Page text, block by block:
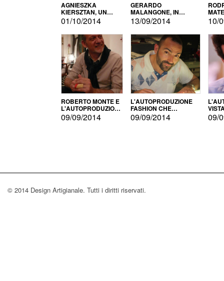
AGNIESZKA
KIERSZTAN, UN
MODELLO DI
AUTOPRODUZIONE
01/10/2014
GERARDO
MALANGONE, IN
GIURIA PER IL
CONCORSO
LETTERARIO
13/09/2014 10/
ROBERTO MONTE E
L'AUTOPRODUZIONE
CON IL CENSIMENTO
09/09/2014
L'AUTOPRODUZIONE
FASHION CHE
CONQUISTA GLI USA
09/09/2014 09/
© 2014 Design Artigianale. Tutti i diritti riservati.